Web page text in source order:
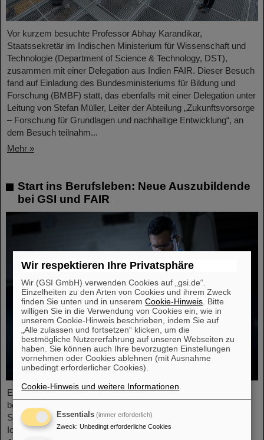
Vor kurzem besuchte Professor Abhay Karandikar,
Staatssekretär im Indischen Ministerium für Wissenschaft und
Technologie (Department of Science & Technology, DST),
zusammen mit einer Delegation aus Indien FAIR. Dieser Besuch
fand auf Einladung des Bundesministeriums für Bildung und
Forschung (BMBF) statt, das ebenfalls mit einer Delegation unter
Leitung von Stefan Müller, Leiter der Abteilung „Zukunftsvorsorge
– Forschung für Grundlagen und nachhaltige Entwicklung“, an
dem Besuch teilnahm...
Mehr »
Start ins Berufsleben: Neue Auszubildende
bei GSI und FAIR
Ende August 2024 starteten zwölf junge Menschen in ihre
berufliche Zukunft am GSI Helmholtzzentrum für
Schwerionenforschung und bei FAIR (Facility for Antiproton and
Ion Research). Sie verteilen sich auf sechs verschiedene
Wir respektieren Ihre Privatsphäre
Wir (GSI GmbH) verwenden Cookies auf „gsi.de“.
Einzelheiten zu den Arten von Cookies und ihrem Zweck
finden Sie unten und in unseremCookie-Hinweis . Bitte
willigen Sie in die Verwendung von Cookies ein, wie in
unserem Cookie-Hinweis beschrieben, indem Sie auf
„Alle zulassen und fortsetzen“ klicken, um die
bestmögliche Nutzererfahrung auf unseren Webseiten zu
haben. Sie können auch Ihre bevorzugten Einstellungen
vornehmen oder Cookies ablehnen (mit Ausnahme
unbedingt erforderlicher Cookies).
Cookie-Hinweis und weitere Informationen
Essentials (immer erforderlich)
Zweck: Unbedingt erforderliche Cookies